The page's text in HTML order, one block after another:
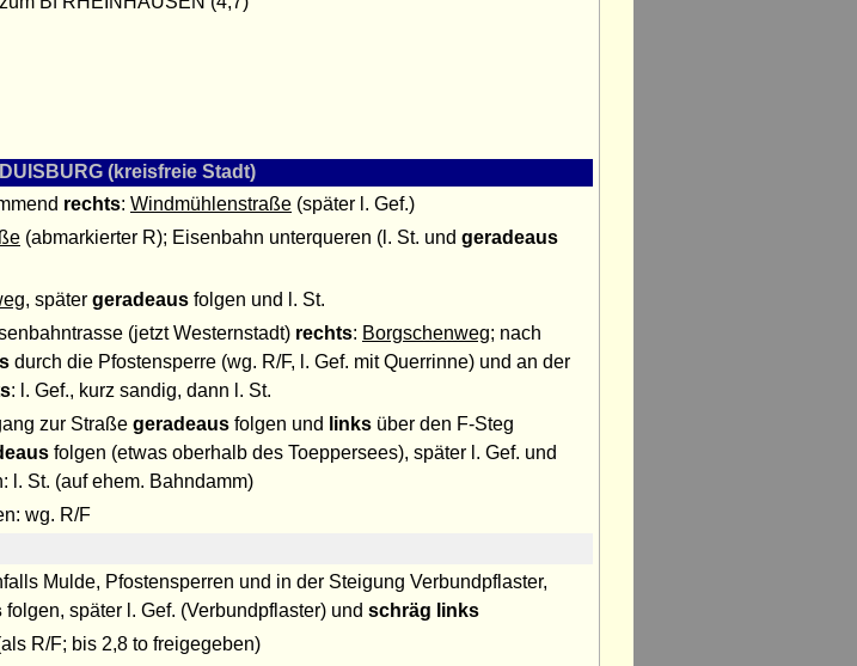
DUISBURG (kreisfreie Stadt)
rechts: Windmühlenstraße (später l. Gef.)
(abmarkierter R); Eisenbahn unterqueren (l. St. und geradeaus
, später geradeaus folgen und l. St.
(jetzt Westernstadt) rechts: Borgschenweg; nach
durch die Pfostensperre (wg. R/F, l. Gef. mit Querrinne) und an der
: l. Gef., kurz sandig, dann l. St.
zur Straße geradeaus folgen und links über den F-Steg
folgen (etwas oberhalb des Toeppersees), später l. Gef. und
l. St. (auf ehem. Bahndamm)
wg. R/F
Mulde, Pfostensperren und in der Steigung Verbundpflaster,
folgen, später l. Gef. (Verbundpflaster) und schräg links
R/F; bis 2,8 to freigegeben)